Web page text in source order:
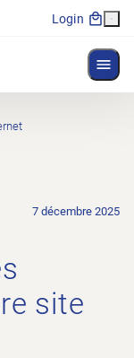
Login
7 décembre 2025
site